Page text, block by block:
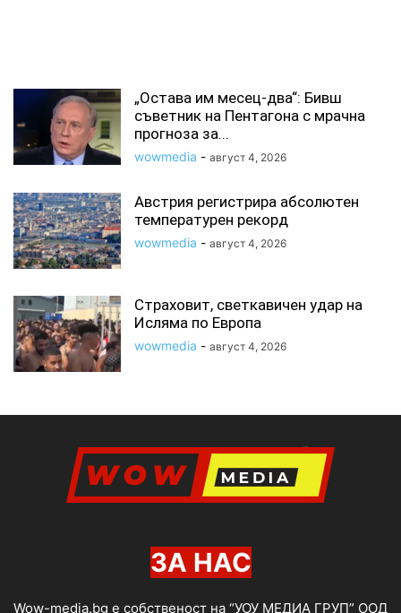
„Остава им месец-два“: Бивш
съветник на Пентагона с мрачна
прогноза за...
wowmedia - август 4, 2026
Австрия регистрира абсолютен
температурен рекорд
wowmedia - август 4, 2026
Страховит, светкавичен удар на
Исляма по Европа
wowmedia - август 4, 2026
ЗА НАС
Wow-media.bg е собственост на “УОУ МЕДИА ГРУП” ООД